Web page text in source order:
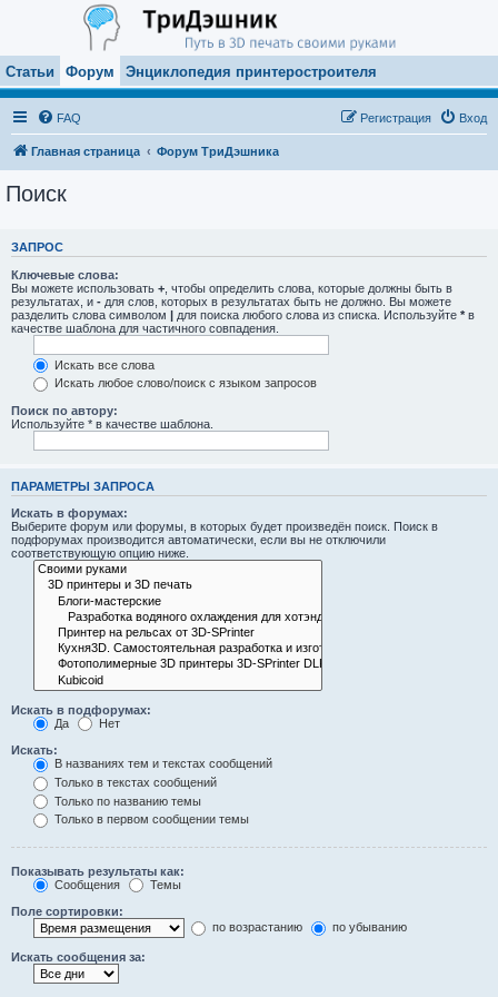
Статьи Форум Энциклопедия принтеростроителя
FAQ Вход
Регистрация
Главная страница Форум ТриДэшника
Поиск
ЗАПРОС
Ключевые слова:
Вы можете использовать + , чтобы определить слова, которые должны быть в
результатах, и - для слов, которых в результатах быть не должно. Вы можете
разделить слова символом | для поиска любого слова из списка. Используйте * в
качестве шаблона для частичного совпадения.
Искать все слова
Искать любое слово/поиск с языком запросов
Поиск по автору:
Используйте * в качестве шаблона.
ПАРАМЕТРЫ ЗАПРОСА
Искать в форумах:
Выберите форум или форумы, в которых будет произведён поиск. Поиск в
подфорумах производится автоматически, если вы не отключили
соответствующую опцию ниже.
Искать в подфорумах:
Да
Нет
Искать:
В названиях тем и текстах сообщений
Только в текстах сообщений
Только по названию темы
Только в первом сообщении темы
Показывать результаты как:
Сообщения
Темы
Поле сортировки:
по возрастанию
по убыванию
Искать сообщения за: